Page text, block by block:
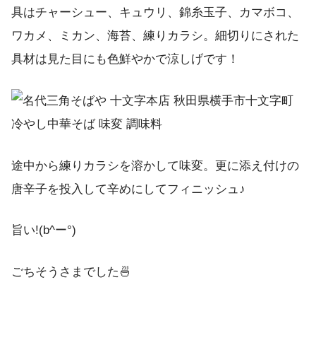
具はチャーシュー、キュウリ、錦糸玉子、カマボコ、
ワカメ、ミカン、海苔、練りカラシ。細切りにされた
具材は見た目にも色鮮やかで涼しげです！
途中から練りカラシを溶かして味変。更に添え付けの
唐辛子を投入して辛めにしてフィニッシュ♪
旨い!(b^ー°)
ごちそうさまでした🍜